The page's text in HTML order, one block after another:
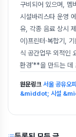
구비되어 있으며, 멤
시설바리스타 운영
유, 각종 음료 상시
이)프린터·복합기,
식 공간업무 외적인
환경’**을 만드는 데
원문링크 서울 공유오
&middot; 시설